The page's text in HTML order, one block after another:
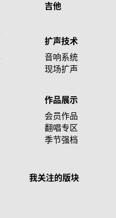
吉他
扩声技术
音响系统
现场扩声
作品展示
会员作品
翻唱专区
季节强档
我关注的版块